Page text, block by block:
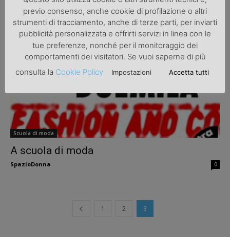
SpazioDonna
Scuola di moda
A scuola di moda
SpazioDonna 0
1 2 3
previo consenso, anche cookie di profilazione o altri
strumenti di tracciamento, anche di terze parti, per inviarti
pubblicità personalizzata e offrirti servizi in linea con le
tue preferenze, nonché per il monitoraggio dei
comportamenti dei visitatori. Se vuoi saperne di più
consulta la Cookie Policy Impostazioni Accetta tutti